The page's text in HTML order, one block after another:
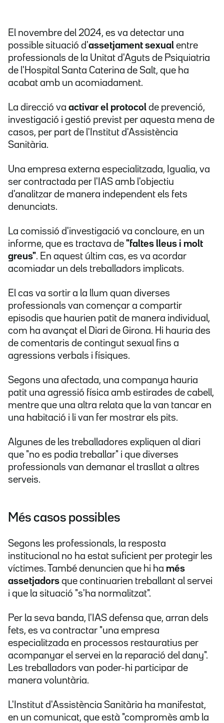
El novembre del 2024, es va detectar una
possible situació d'assetjament sexual entre
professionals de la Unitat d'Aguts de Psiquiatria
de l'Hospital Santa Caterina de Salt, que ha
acabat amb un acomiadament.
La direcció va activar el protocol de prevenció,
investigació i gestió previst per aquesta mena de
casos, per part de l'Institut d'Assistència
Sanitària.
Una empresa externa especialitzada, Igualia, va
ser contractada per l'IAS amb l'objectiu
d'analitzar de manera independent els fets
denunciats.
La comissió d'investigació va concloure, en un
informe, que es tractava de "faltes lleus i molt
greus". En aquest últim cas, es va acordar
acomiadar un dels treballadors implicats.
El cas va sortir a la llum quan diverses
professionals van començar a compartir
episodis que haurien patit de manera individual,
com ha avançat el Diari de Girona. Hi hauria des
de comentaris de contingut sexual fins a
agressions verbals i físiques.
Segons una afectada, una companya hauria
patit una agressió física amb estirades de cabell,
mentre que una altra relata que la van tancar en
una habitació i li van fer mostrar els pits.
Algunes de les treballadores expliquen al diari
que "no es podia treballar" i que diverses
professionals van demanar el trasllat a altres
serveis.
Més casos possibles
Segons les professionals, la resposta
institucional no ha estat suficient per protegir les
víctimes. També denuncien que hi ha més
assetjadors que continuarien treballant al servei
i que la situació "s'ha normalitzat".
Per la seva banda, l'IAS defensa que, arran dels
fets, es va contractar "una empresa
especialitzada en processos restauratius per
acompanyar el servei en la reparació del dany".
Les treballadors van poder-hi participar de
manera voluntària.
L'Institut d'Assistència Sanitària ha manifestat,
en un comunicat, que està "compromès amb la